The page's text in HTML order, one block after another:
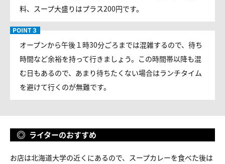
料、スープ大盛りはプラス200円です。
オープンから午後１時30分ごろまでは混雑するので、待ち
時間など余裕を持って行きましょう。この時間帯以降も混
む日もあるので、あまり待ちたくない場合はランチタイム
を避けて行くのが無難です。
ライターのおすすめ
お店は北海道大学の近くにあるので、スープカレーを食べた後は